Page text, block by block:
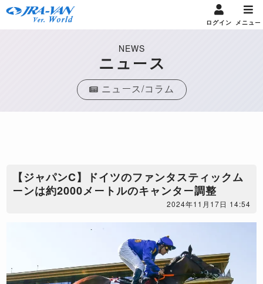
ログイン メニュー
NEWS
ニュース
ニュース/コラム
【ジャパンC】ドイツのファンタスティックム
ーンは約2000メートルのキャンター調整
2024年11月17日 14:54